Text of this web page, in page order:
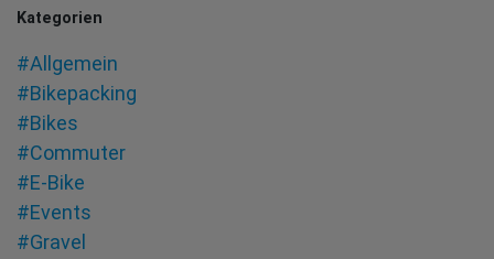
Kategorien
#Allgemein
#Bikepacking
#Bikes
#Commuter
#E-Bike
#Events
#Gravel